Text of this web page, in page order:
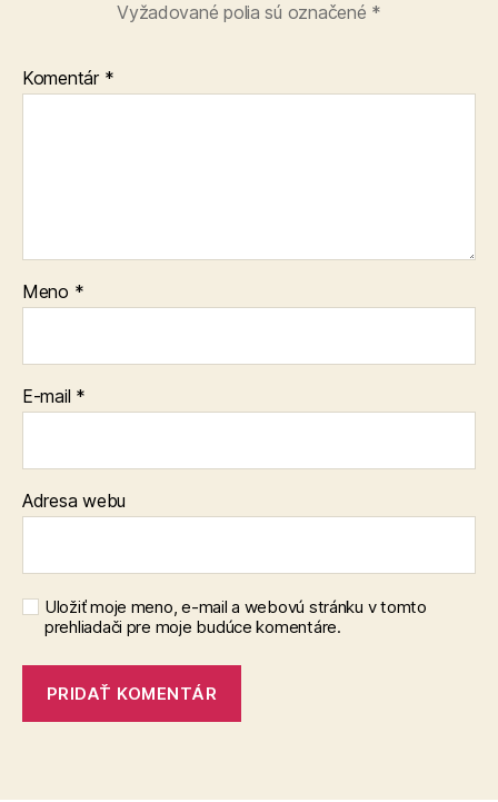
Vyžadované polia sú označené *
Komentár *
Meno *
E-mail *
Adresa webu
Uložiť moje meno, e-mail a webovú stránku v tomto
prehliadači pre moje budúce komentáre.